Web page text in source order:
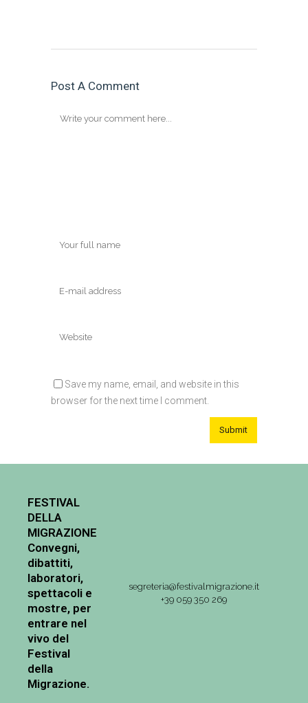
Post A Comment
Save my name, email, and website in this
browser for the next time I comment.
FESTIVAL
DELLA
MIGRAZIONE
Convegni,
dibattiti,
laboratori,
spettacoli e
mostre, per
entrare nel
vivo del
Festival
della
Migrazione.
segreteria@festivalmigrazione.it
+39 059 350 269